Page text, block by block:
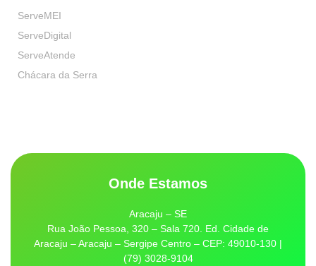
ServeMEI
ServeDigital
ServeAtende
Chácara da Serra
Onde Estamos
Aracaju – SE
Rua João Pessoa, 320 – Sala 720. Ed. Cidade de
Aracaju – Aracaju – Sergipe Centro – CEP: 49010-130 |
(79) 3028-9104